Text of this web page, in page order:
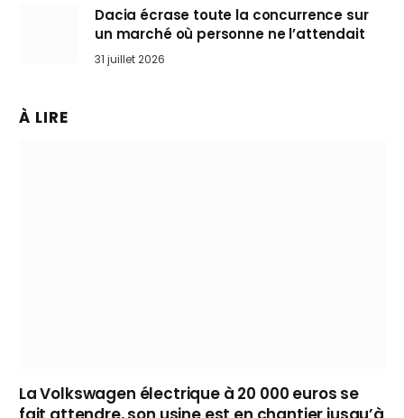
Dacia écrase toute la concurrence sur
un marché où personne ne l’attendait
31 juillet 2026
À LIRE
La Volkswagen électrique à 20 000 euros se